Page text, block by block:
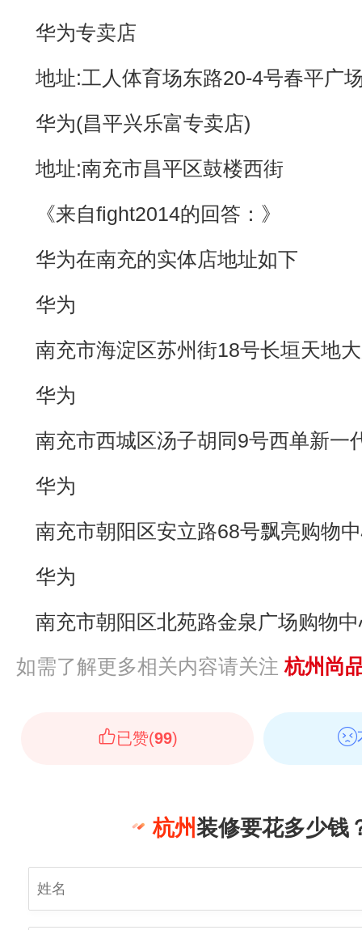
华为专卖店
地址:工人体育场东路20-4号春平广
华为(昌平兴乐富专卖店)
地址:南充市昌平区鼓楼西街
《来自fight2014的回答：》
华为在南充的实体店地址如下
华为
南充市海淀区苏州街18号长垣天地
华为
南充市西城区汤子胡同9号西单新一
华为
南充市朝阳区安立路68号飘亮购物
华为
南充市朝阳区北苑路金泉广场购物
如需了解更多相关内容请关注杭州尚
已赞(99)
杭州装修要花多少钱